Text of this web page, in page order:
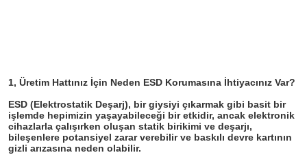
1, Üretim Hattınız İçin Neden ESD Korumasına İhtiyacınız Var?
ESD (Elektrostatik Deşarj), bir giysiyi çıkarmak gibi basit bir
işlemde hepimizin yaşayabileceği bir etkidir, ancak elektronik
cihazlarla çalışırken oluşan statik birikimi ve deşarjı,
bileşenlere potansiyel zarar verebilir ve baskılı devre kartının
gizli arızasına neden olabilir.